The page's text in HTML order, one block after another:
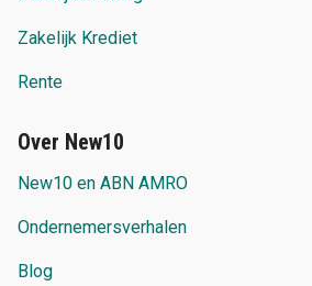
Zakelijk Krediet
Rente
Over New10
New10 en ABN AMRO
Ondernemersverhalen
Blog